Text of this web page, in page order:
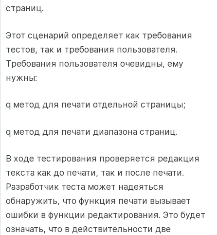
страниц.
Этот сценарий определяет как требования
тестов, так и требования пользователя.
Требования пользователя очевидны, ему
нужны:
q метод для печати отдельной страницы;
q метод для печати диапазона страниц.
В ходе тестирования проверяется редакция
текста как до печати, так и после печати.
Разработчик теста может надеяться
обнаружить, что функция печати вызывает
ошибки в функции редактирования. Это будет
означать, что в действительности две